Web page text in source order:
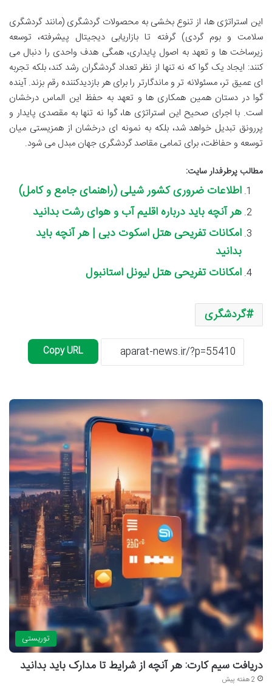
این استراتژی ها، از تنوع بخشی به محصولات گردشگری (مانند گردشگری
سلامت و بوم گردی) گرفته تا بازاریابی دیجیتال پیشرفته، توسعه
زیرساخت ها و تعهد به اصول پایداری، همگی هدف واحدی را دنبال می
کنند: ایجاد یک گوا که نه تنها از نظر تعداد گردشگران رشد کند، بلکه تجربه
ای عمیق تر، مسئولانه تر و ماندگارتر را برای هر بازدیدکننده رقم بزند. آینده
گوا در دستان همین همکاری ها و تعهد به حفظ این الماس درخشان
است. با اجرای صحیح این استراتژی ها، گوا نه تنها به مقصدی پایدار و
پررونق تبدیل خواهد شد، بلکه به نمونه ای درخشان از همزیستی میان
توسعه و حفاظت، برای تمامی مقاصد گردشگری جهان مبدل می شود.
مطالب پرطرفدار سایت:
اطلاعات ضروری کشور شیلی (راهنمای جامع و کامل)
هر آنچه باید درباره اقلیم آب و هوای رشت بدانید
امکانات تفریحی هتل اسکوت دبی | هر آنچه باید
بدانید
امکانات تفریحی هتل لیونل استانبول
گردشگری
Copy URL
توریستی
دریافت سیم کارت: هر آنچه از شرایط تا مدارک باید بدانید
2 هفته پیش